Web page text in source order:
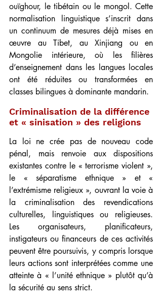
ouïghour, le tibétain ou le mongol. Cette
normalisation linguistique s’inscrit dans
un continuum de mesures déjà mises en
œuvre au Tibet, au Xinjiang ou en
Mongolie intérieure, où les filières
d’enseignement dans les langues locales
ont été réduites ou transformées en
classes bilingues à dominante mandarin.
Criminalisation de la différence
et « sinisation » des religions
La loi ne crée pas de nouveau code
pénal, mais renvoie aux dispositions
existantes contre le « terrorisme violent »,
le « séparatisme ethnique » et «
l’extrémisme religieux », ouvrant la voie à
la criminalisation des revendications
culturelles, linguistiques ou religieuses.
Les organisateurs, planificateurs,
instigateurs ou financeurs de ces activités
peuvent être poursuivis, y compris lorsque
leurs actions sont interprétées comme une
atteinte à « l’unité ethnique » plutôt qu’à
la sécurité au sens strict.